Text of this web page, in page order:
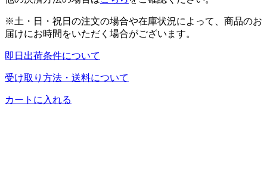
※土・日・祝日の注文の場合や在庫状況によって、商品のお
届けにお時間をいただく場合がございます。
即日出荷条件について
受け取り方法・送料について
カートに入れる